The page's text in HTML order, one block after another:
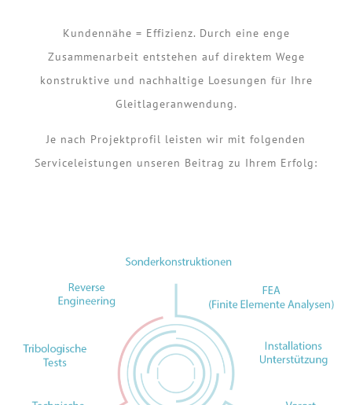
Kundennähe = Effizienz. Durch eine enge
Zusammenarbeit entstehen auf direktem Wege
konstruktive und nachhaltige Loesungen für Ihre
Gleitlageranwendung.
Je nach Projektprofil leisten wir mit folgenden
Serviceleistungen unseren Beitrag zu Ihrem Erfolg: